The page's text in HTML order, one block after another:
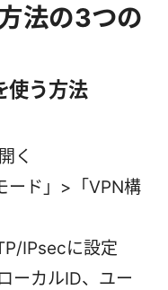
法の3つの
使う方法
く
ード」>「VPN構
IPsecに設定
ーカルID、ユー